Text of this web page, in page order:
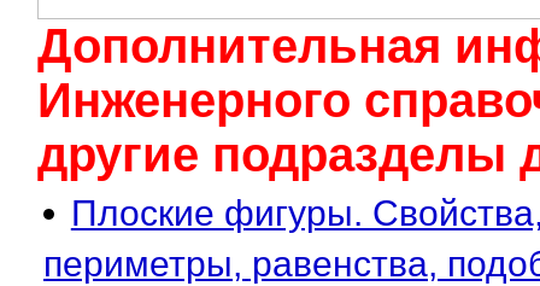
Дополнительная
Инженерного
другие подразделы
Плоские фигуры.
периметры, равенства,